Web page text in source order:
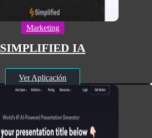
Marketing
SIMPLIFIED IA
Ver Aplicación